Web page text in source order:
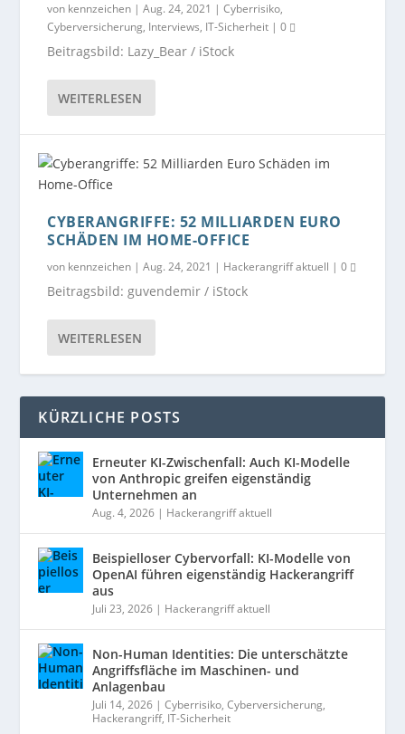
von kennzeichen |Aug. 24, 2021 |Cyberrisiko,
Cyberversicherung, Interviews, IT-Sicherheit |0
Beitragsbild: Lazy_Bear / iStock
WEITERLESEN
CYBERANGRIFFE: 52 MILLIARDEN EURO
SCHÄDEN IM HOME-OFFICE
von kennzeichen |Aug. 24, 2021 | Hackerangriff aktuell |0
Beitragsbild: guvendemir / iStock
WEITERLESEN
KÜRZLICHE POSTS
Erneuter KI-Zwischenfall: Auch KI-Modelle
von Anthropic greifen eigenständig
Unternehmen an
Aug. 4, 2026 | Hackerangriff aktuell
Beispielloser Cybervorfall: KI-Modelle von
OpenAI führen eigenständig Hackerangriff
aus
Juli 23, 2026 | Hackerangriff aktuell
Non-Human Identities: Die unterschätzte
Angriffsfläche im Maschinen- und
Anlagenbau
Juli 14, 2026 |Cyberrisiko,Cyberversicherung,
Hackerangriff, IT-Sicherheit